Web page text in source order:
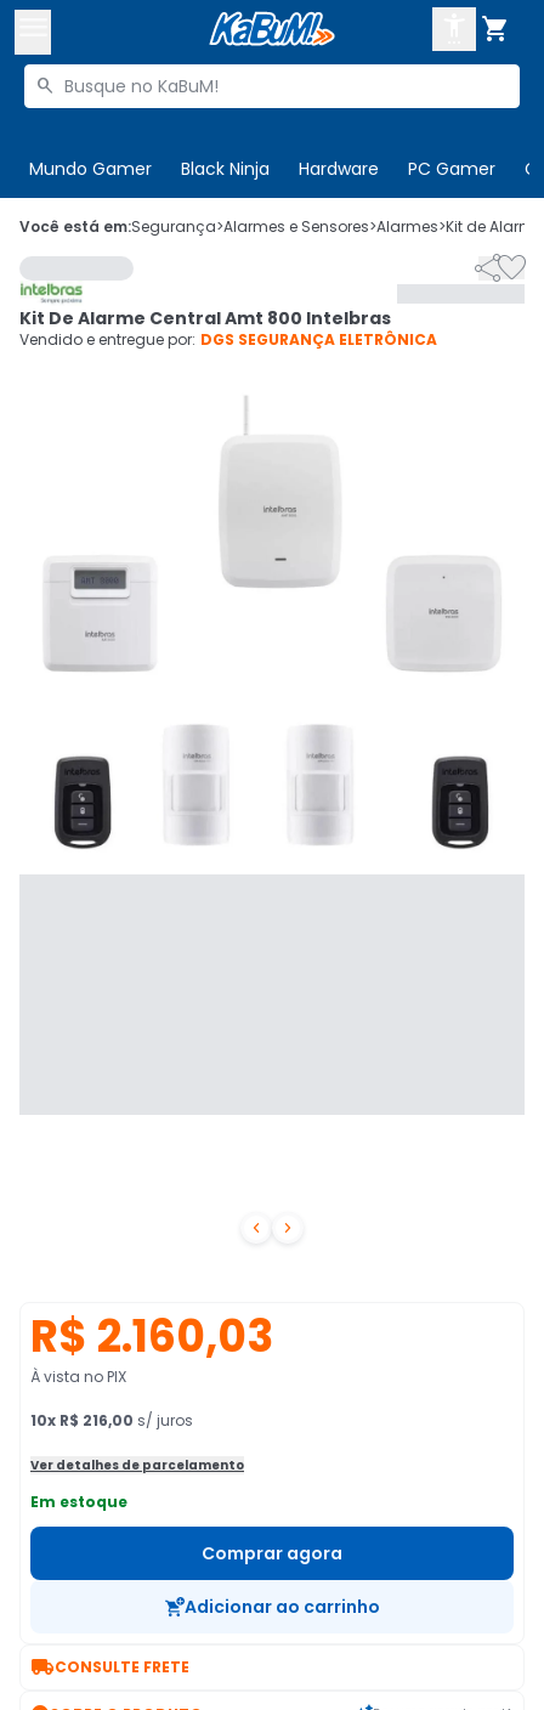

Buscar produtos

Mundo Gamer Black Ninja Hardware PC Gamer
 Olá. Acesse sua conta
 Departamentos
Cupons
Ativar tradutor em libras
CADASTRE-SE
Você está em:Segurança>Alarmes e Sensores>Alarmes>Kit de
 

Kit De Alarme Central Amt 800 Intelbras
Vendido e entregue por: DGS SEGURANÇA ELETRÔNICA
R$ 2.160,03
À vista no PIX
10x R$ 216,00 s/ juros
Ver detalhes de parcelamento
Em estoque
Comprar agora
Adicionar ao carrinho
CONSULTE FRETE